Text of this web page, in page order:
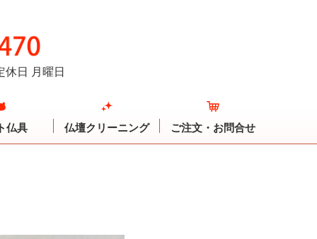
休日 月曜日
仏具 仏壇クリーニング ご注文・お問合せ